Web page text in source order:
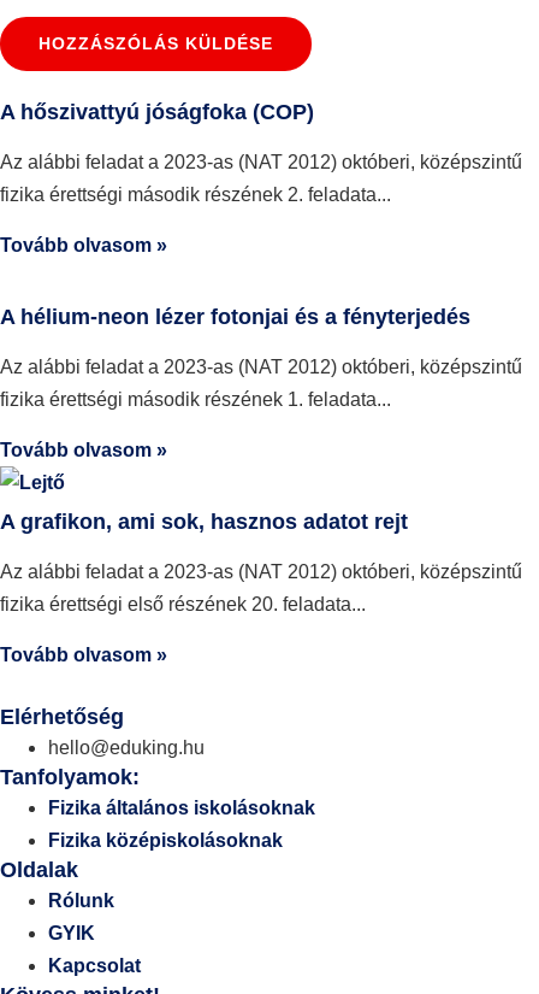
A hőszivattyú jóságfoka (COP)
Az alábbi feladat a 2023-as (NAT 2012) októberi, középszintű
fizika érettségi második részének 2. feladata
Tovább olvasom »
A hélium-neon lézer fotonjai és a fényterjedés
Az alábbi feladat a 2023-as (NAT 2012) októberi, középszintű
fizika érettségi második részének 1. feladata
Tovább olvasom »
A grafikon, ami sok, hasznos adatot rejt
Az alábbi feladat a 2023-as (NAT 2012) októberi, középszintű
fizika érettségi első részének 20. feladata
Tovább olvasom »
Elérhetőség
hello@eduking.hu
Tanfolyamok:
Fizika általános iskolásoknak
Fizika középiskolásoknak
Oldalak
Rólunk
GYIK
Kapcsolat